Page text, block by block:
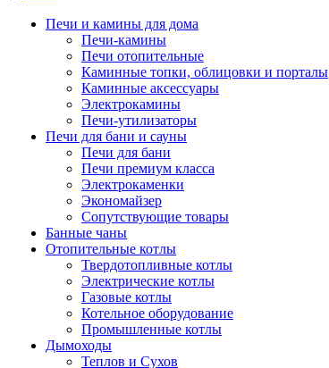
Печи и камины для дома
Печи-камины
Печи отопительные
Каминные топки, облицовки и порталы
Каминные аксессуары
Электрокамины
Печи-утилизаторы
Печи для бани и сауны
Печи для бани
Печи премиум класса
Электрокаменки
Экономайзер
Сопутствующие товары
Банные чаны
Отопительные котлы
Твердотопливные котлы
Электрические котлы
Газовые котлы
Котельное оборудование
Промышленные котлы
Дымоходы
Теплов и Сухов